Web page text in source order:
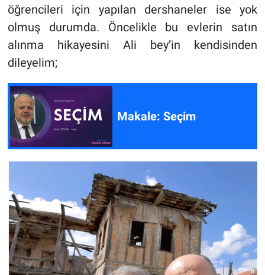
öğrencileri için yapılan dershaneler ise yok
olmuş durumda. Öncelikle bu evlerin satın
alınma hikayesini Ali bey’in kendisinden
dileyelim;
Makale: Seçim